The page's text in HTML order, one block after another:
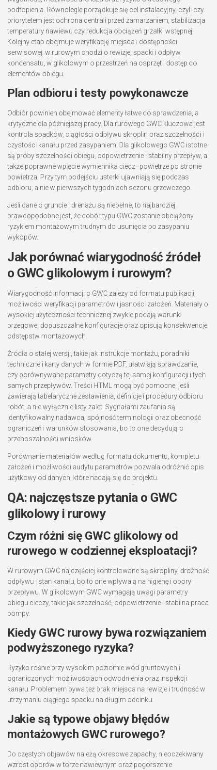
podtopienia. Równolegle porządkuje się cel instalacyjny, czyli czy
priorytetem jest ochrona centrali przed zamarzaniem, stabilizacja
temperatury nawiewu czy redukcja obciążeń grzałki wstępnej.
Kolejny etap obejmuje weryfikację miejsca i dostępności
serwisowej: w rurowym chodzi o rewizje, spadki i odpływ
kondensatu, w glikolowym o przestrzeń na osprzęt i dostęp do
elementów obiegu.
Plan odbioru i testy powykonawcze
Odbiór powinien obejmować elementy łatwe do sprawdzenia, a
krytyczne dla późniejszej pracy. Dla rurowego GWC kluczowa jest
kontrola spadków, ciągłości odpływu skroplin oraz szczelności i
czystości kanału przed zasypaniem. Dla glikolowego GWC istotne
są próby szczelności obiegu, odpowietrzenie i stabilny przepływ, a
także poprawne wpięcie wymiennika ciecz–powietrze po stronie
powietrza. Przy tym podejściu usterki ujawniają się podczas
odbioru, a nie w pierwszych tygodniach sezonu grzewczego.
Jeśli dane o gruncie i drenażu są niepełne, to najbardziej
prawdopodobne jest, że dobór typu GWC zostanie obciążony
ryzykiem montażowym trudnym do usunięcia po zasypaniu
wykopów.
Jak porównać wiarygodność źródeł
o GWC glikolowym i rurowym?
Wiarygodność informacji o GWC zależy od formatu publikacji,
możliwości weryfikacji parametrów i jasności założeń. Materiały o
wysokiej użyteczności technicznej zwykle podają warunki
brzegowe, dopuszczalne konfiguracje oraz opisują konsekwencje
odstępstw montażowych.
Źródła o stałej wersji, takie jak instrukcje montażu, poradniki
techniczne i karty danych w formie PDF, ułatwiają sprawdzanie,
czy porównywane parametry dotyczą tej samej konfiguracji i tych
samych przepływów. Treści HTML mogą być pomocne, jeśli
zawierają tabelaryczne zestawienia, definicje i procedury odbioru
robót, a nie wyłącznie listy zalet. Sygnałami zaufania są
identyfikowalny nadawca, spójność terminologii oraz obecność
ograniczeń i warunków stosowania, bo to one decydują o
przenoszalności wniosków.
Porównanie materiałów według formatu dokumentu, kompletu
założeń i możliwości audytu parametrów pozwala odróżnić opis
użytkowy od danych, które nadają się do projektu.
QA: najczęstsze pytania o GWC
glikolowy i rurowy
Czym różni się GWC glikolowy od
rurowego w codziennej eksploatacji?
W rurowym GWC najczęściej kontrolowane są skropliny, drożność
odpływu i stan kanału, bo to one wpływają na higienę i opory
przepływu. W glikolowym GWC wymagają uwagi parametry
obiegu cieczy, takie jak szczelność, odpowietrzenie i stabilna praca
pompy.
Kiedy GWC rurowy bywa rozwiązaniem
podwyższonego ryzyka?
Ryzyko rośnie przy wysokim poziomie wód gruntowych i
ograniczonych możliwościach odwodnienia oraz inspekcji
kanału. Problemem bywa też brak miejsca na rewizje i trudność w
utrzymaniu ciągłego spadku na długim odcinku.
Jakie są typowe objawy błędów
montażowych GWC rurowego?
Do częstych objawów należą okresowe zapachy, nieoczekiwany
wzrost oporów w torze nawiewnym oraz pogorszenie